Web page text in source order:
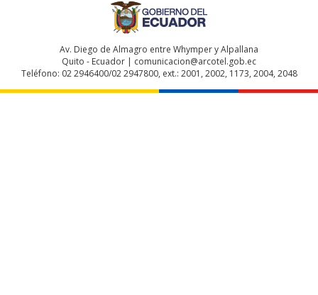
Av. Diego de Almagro entre Whymper y Alpallana
Quito - Ecuador | comunicacion@arcotel.gob.ec
Teléfono: 02 2946400/02 2947800, ext.: 2001, 2002, 1173, 2004, 2048